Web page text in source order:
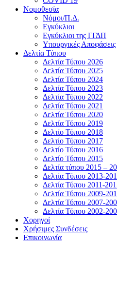
Νομοθεσία
Νόμοι/Π.Δ.
Εγκύκλιοι
Εγκύκλιοι της ΓΓΔΠ
Υπουργικές Αποφάσεις
Δελτία Τύπου
Δελτία Τύπου 2026
Δελτία Τύπου 2025
Δελτία Τύπου 2024
Δελτία Τύπου 2023
Δελτία Τύπου 2022
Δελτία Τύπου 2021
Δελτία Τύπου 2020
Δελτία Τύπου 2019
Δελτίο Τύπου 2018
Δελτίο Τύπου 2017
Δελτίο Τύπου 2016
Δελτίο Τύπου 2015
Δελτία τύπου 2015 –
Δελτία Τύπου 2013-
Δελτία Τύπου 2011-
Δελτία Τύπου 2009-
Δελτία Τύπου 2007-
Δελτία Τύπου 2002-
Χορηγοί
Χρήσιμες Συνδέσεις
Επικοινωνία